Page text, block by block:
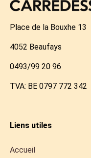
Place de la Bouxhe 13
4052 Beaufays
0493/99 20 96
TVA: BE 0797 772 342
Liens utiles
Accueil